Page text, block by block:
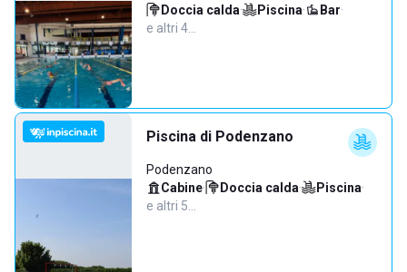
Doccia calda· Piscina· Bar·
e altri 4…
Piscina di Podenzano
Podenzano
Cabine· Doccia calda· Piscina·
e altri 5…